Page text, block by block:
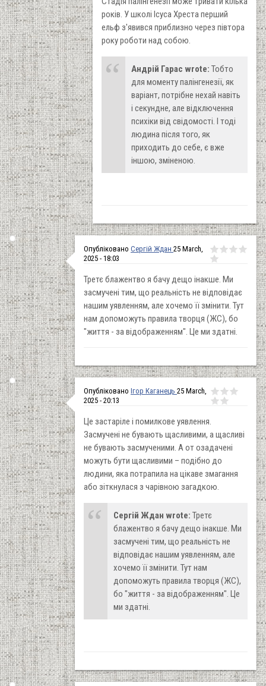
років. У школі Ісуса Хреста перший
ельф з'явився приблизно через півтора
року роботи над собою.
Андрій Гарас wrote: Тобто
для моменту палінгенезії, як
варіант, потрібне нехай навіть
і секундне, але відключення
психіки від свідомості. І тоді
людина після того, як
приходить до себе, є вже
іншою, зміненою.
Опубліковано Сергій Ждан 25 March,
2025 - 18:03
Третє блажентво я бачу дещо інакше. Ми
засмучені тим, що реальність не відповідає
нашим уявленням, але хочемо її змінити. Тут
нам допоможуть правила творця (ЖС), бо
"життя - за відображенням". Це ми здатні.
Опубліковано Ігор Каганець 25 March,
2025 - 20:13
Це застаріле і помилкове уявлення.
Засмучені не бувають щасливими, а щасливі
не бувають засмученими. А от озадачені
можуть бути щасливими – подібно до
людини, яка потрапила на цікаве змагання
або зіткнулася з чарівною загадкою.
Сергій Ждан wrote: Третє
блажентво я бачу дещо інакше. Ми
засмучені тим, що реальність не
відповідає нашим уявленням, але
хочемо її змінити. Тут нам
допоможуть правила творця (ЖС),
бо "життя - за відображенням". Це
ми здатні.